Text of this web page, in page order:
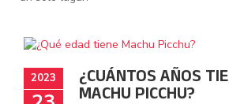
2023 ¿CUÁNTOS AÑOS
MACHU PICCHU?